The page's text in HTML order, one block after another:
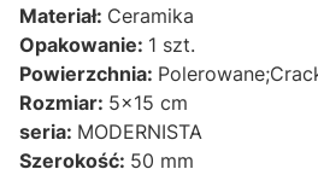
Materiał: Ceramika
Opakowanie: 1 szt.
Powierzchnia:
Rozmiar: 5x15 cm
seria: MODERNISTA
Szerokość: 50 mm